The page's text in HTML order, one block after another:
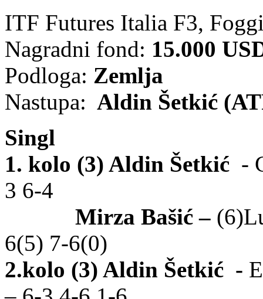
ITF Futures Italia F3,
Nagradni fond: 15.000
Podloga: Zemlja
Nastupa: Aldin Šetkić
Singl
1. kolo (3) Aldin Šetkić -
3 6-4
Mirza Bašić –
6(5) 7-6(0)
2.kolo (3) Aldin Šetkić -